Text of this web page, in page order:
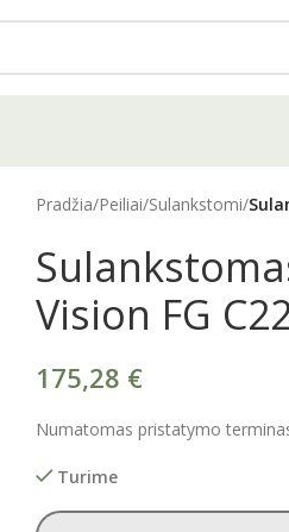
Pradžia/Peiliai/Sulankstomi/
Vision FG
175,28 €
Numatomas pristatymo
Turime